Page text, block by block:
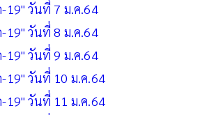
-19" วันที่ 7 ม.ค.64
-19" วันที่ 8 ม.ค.64
-19" วันที่ 9 ม.ค.64
-19" วันที่ 10 ม.ค.64
-19" วันที่ 11 ม.ค.64